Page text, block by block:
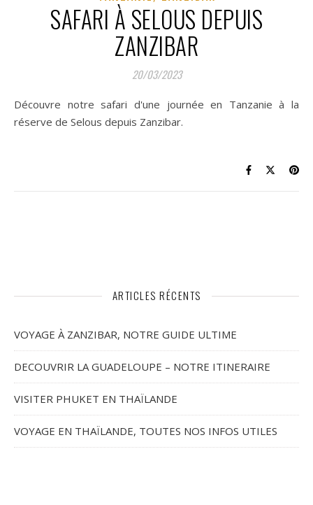
SAFARI À SELOUS DEPUIS
ZANZIBAR
20/03/2023
Découvre notre safari d'une journée en Tanzanie à la
réserve de Selous depuis Zanzibar.
ARTICLES RÉCENTS
VOYAGE À ZANZIBAR, NOTRE GUIDE ULTIME
DECOUVRIR LA GUADELOUPE – NOTRE ITINERAIRE
VISITER PHUKET EN THAÏLANDE
VOYAGE EN THAÏLANDE, TOUTES NOS INFOS UTILES